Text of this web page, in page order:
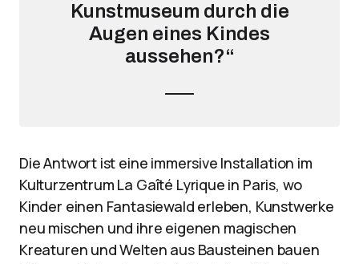
Kunstmuseum durch die
Augen eines Kindes
aussehen?“
Die Antwort ist eine immersive Installation im
Kulturzentrum La Gaîté Lyrique in Paris, wo
Kinder einen Fantasiewald erleben, Kunstwerke
neu mischen und ihre eigenen magischen
Kreaturen und Welten aus Bausteinen bauen